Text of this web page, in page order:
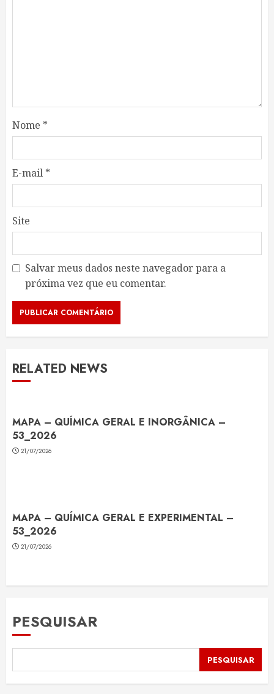
Nome *
E-mail *
Site
Salvar meus dados neste navegador para a
próxima vez que eu comentar.
RELATED NEWS
MAPA – QUÍMICA GERAL E INORGÂNICA –
53_2026
21/07/2026
MAPA – QUÍMICA GERAL E EXPERIMENTAL –
53_2026
21/07/2026
PESQUISAR
PESQUISAR